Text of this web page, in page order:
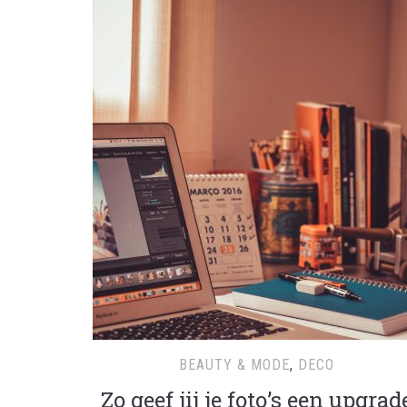
BEAUTY & MODE, DECO
Zo geef jij je foto’s een